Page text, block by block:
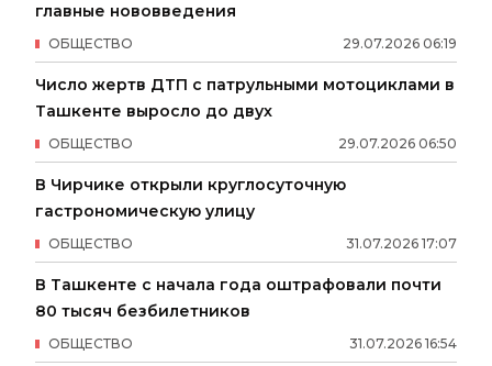
главные нововведения
29.07.2026 06:19
ОБЩЕСТВО
Число жертв ДТП с патрульными мотоциклами в
Ташкенте выросло до двух
29.07.2026 06:50
ОБЩЕСТВО
В Чирчике открыли круглосуточную
гастрономическую улицу
31.07.2026 17:07
ОБЩЕСТВО
В Ташкенте с начала года оштрафовали почти
80 тысяч безбилетников
31.07.2026 16:54
ОБЩЕСТВО